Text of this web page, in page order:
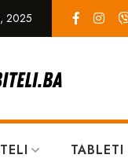
2025
TABLETI
Apple